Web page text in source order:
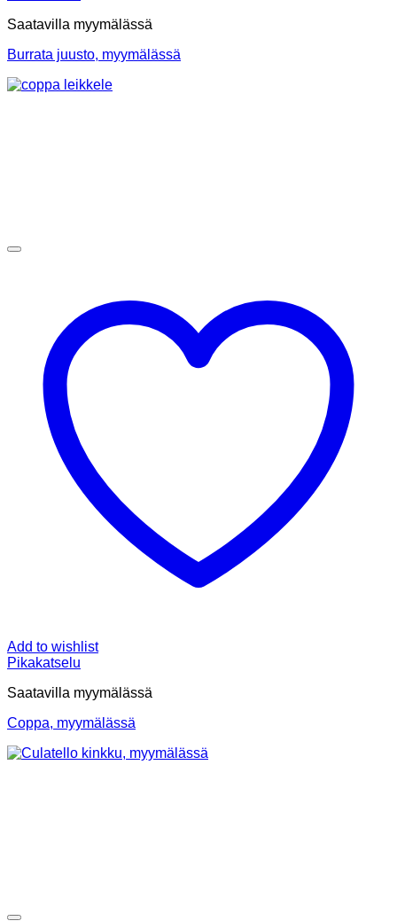
Saatavilla myymälässä
Burrata juusto, myymälässä
Add to wishlist
Pikakatselu
Saatavilla myymälässä
Coppa, myymälässä